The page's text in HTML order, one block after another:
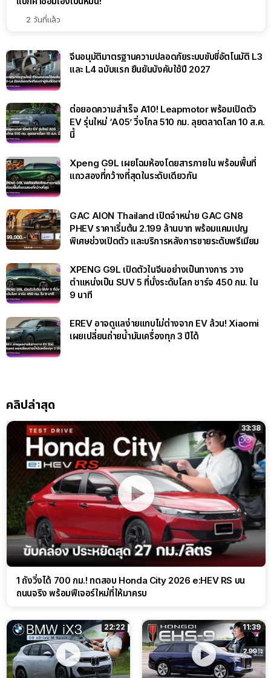
2 วันที่แล้ว
จีนอนุมัติมาตรฐานความปลอดภัยระบบขับขี่อัตโนมัติ L3
และ L4 ฉบับแรก ยืนยันบังคับใช้ปี 2027
ต่อยอดความสำเร็จ A10! Leapmotor พร้อมเปิดตัว
EV รุ่นใหม่ ‘A05’ วิ่งไกล 510 กม. ลุยตลาดโลก 10 ส.ค.
นี้
Xpeng G9L เผยโฉมห้องโดยสารภายใน พร้อมพื้นที่
แถวสองที่กว้างที่สุดในระดับเดียวกัน
GAC AION Thailand เปิดจำหน่าย GAC GN8
PHEV ราคาเริ่มต้น 2.199 ล้านบาท พร้อมแคมเปญ
พิเศษช่วงเปิดตัว และบริการหลังการขายระดับพรีเมียม
XPENG G9L เปิดตัวในจีนอย่างเป็นทางการ วาง
ตำแหน่งเป็น SUV 5 ที่นั่งระดับโลก ชาร์จ 450 กม. ใน
9 นาที
EREV อาจดูแลง่ายแทบไม่ต่างจาก EV ล้วน! Xiaomi
เผยเปลี่ยนถ่ายน้ำมันเครื่องทุก 3 ปีได้
คลิปล่าสุด
33:38
1 ถังวิ่งได้ 700 กม.! ทดสอบ Honda City 2026 e:HEV RS บน
ถนนจริง พร้อมฟีเจอร์ใหม่ที่ให้มาครบ
22:22 11:39